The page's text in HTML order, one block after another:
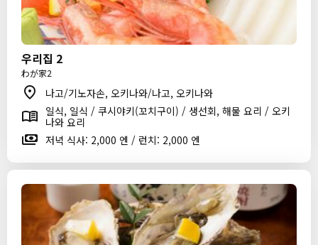
우리집 2
わが家2
나고/기노자손, 오키나와/나고, 오키나와
일식, 일식 / 쿠시야키(꼬치구이) / 생선회, 해물 요리 / 오키
나와 요리
저녁 식사: 2,000 엔 / 런치: 2,000 엔